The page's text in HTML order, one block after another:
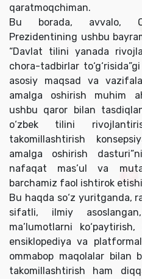
qaratmoqchiman.
Bu borada, avvalo,
Prezidentining ushbu
“Davlat tilini yanada
chora-tadbirlar
asosiy maqsad va
amalga oshirish muhim
ushbu qaror bilan
o‘zbek tilini
takomillashtirish
amalga oshirish
nafaqat mas’ul va
barchamiz faol ishtirok
Bu haqda so‘z yuritganda,
sifatli, ilmiy
ma’lumotlarni
ensiklopediya va
ommabop maqolalar bilan
takomillashtirish ham